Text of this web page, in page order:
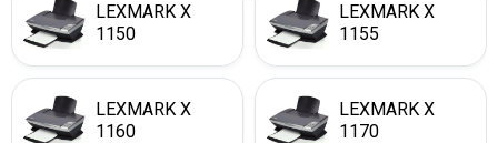
LEXMARK X
1150
LEXMARK X
1155
LEXMARK X
1160
LEXMARK X
1170